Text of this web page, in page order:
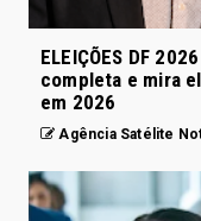
ELEIÇÕES DF
completa e mira
em 2026
Agência Satélite